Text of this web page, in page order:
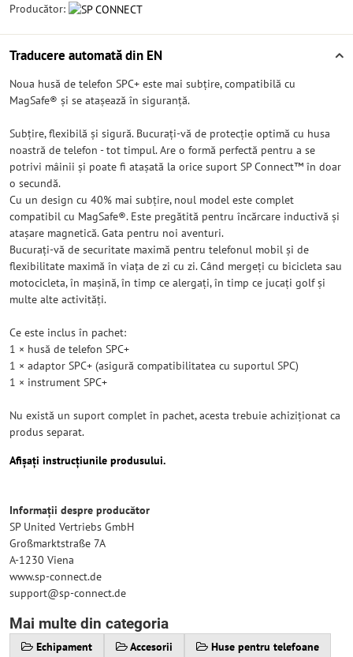
Producător:
Traducere automată din EN
Noua husă de telefon SPC+ este mai subțire, compatibilă cu
MagSafe® și se atașează în siguranță.
Subțire, flexibilă și sigură. Bucurați-vă de protecție optimă cu husa
noastră de telefon - tot timpul. Are o formă perfectă pentru a se
potrivi mâinii și poate fi atașată la orice suport SP Connect™ în doar
o secundă.
Cu un design cu 40% mai subțire, noul model este complet
compatibil cu MagSafe®. Este pregătită pentru încărcare inductivă și
atașare magnetică. Gata pentru noi aventuri.
Bucurați-vă de securitate maximă pentru telefonul mobil și de
flexibilitate maximă în viața de zi cu zi. Când mergeți cu bicicleta sau
motocicleta, în mașină, în timp ce alergați, în timp ce jucați golf și
multe alte activități.
Ce este inclus în pachet:
1 × husă de telefon SPC+
1 × adaptor SPC+ (asigură compatibilitatea cu suportul SPC)
1 × instrument SPC+
Nu există un suport complet în pachet, acesta trebuie achiziționat ca
produs separat.
Afișați instrucțiunile produsului.
Informații despre producător
SP United Vertriebs GmbH
Großmarktstraße 7A
A-1230 Viena
www.sp-connect.de
support@sp-connect.de
Mai multe din categoria
Echipament Accesorii Huse pentru telefoane